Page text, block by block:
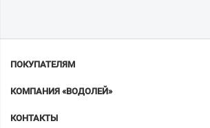
ПОКУПАТЕЛЯМ
КОМПАНИЯ «ВОДОЛЕЙ»
КОНТАКТЫ